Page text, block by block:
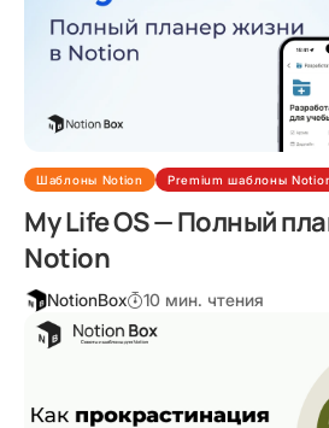
Шаблоны Notion Premium шаблоны
My Life OS — Полный
Notion
NotionBox 10 мин. чтения